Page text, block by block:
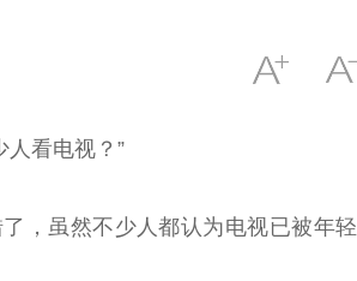
人看电视？”
，虽然不少人都认为电视已被年轻